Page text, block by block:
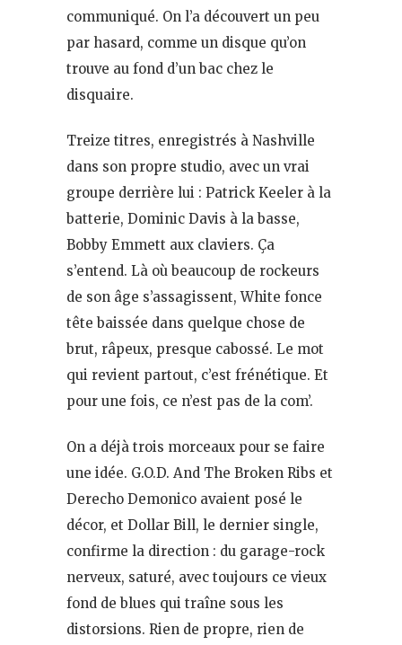
communiqué. On l’a découvert un peu
par hasard, comme un disque qu’on
trouve au fond d’un bac chez le
disquaire.
Treize titres, enregistrés à Nashville
dans son propre studio, avec un vrai
groupe derrière lui : Patrick Keeler à la
batterie, Dominic Davis à la basse,
Bobby Emmett aux claviers. Ça
s’entend. Là où beaucoup de rockeurs
de son âge s’assagissent, White fonce
tête baissée dans quelque chose de
brut, râpeux, presque cabossé. Le mot
qui revient partout, c’est frénétique. Et
pour une fois, ce n’est pas de la com’.
On a déjà trois morceaux pour se faire
une idée. G.O.D. And The Broken Ribs et
Derecho Demonico avaient posé le
décor, et Dollar Bill, le dernier single,
confirme la direction : du garage-rock
nerveux, saturé, avec toujours ce vieux
fond de blues qui traîne sous les
distorsions. Rien de propre, rien de